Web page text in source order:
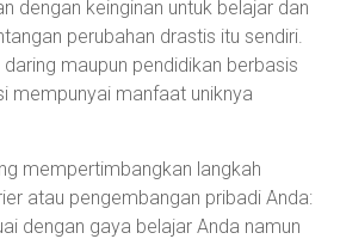
dengan keinginan untuk belajar dan
perubahan drastis itu sendiri.
maupun pendidikan berbasis
mempunyai manfaat uniknya
mempertimbangkan langkah
atau pengembangan pribadi Anda:
dengan gaya belajar Anda namun